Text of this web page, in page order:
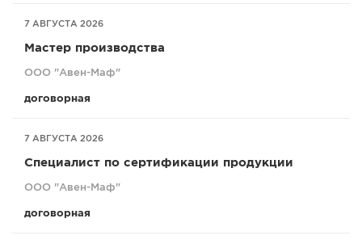
7 АВГУСТА 2026
Мастер производства
ООО "Авен-Маф"
договорная
7 АВГУСТА 2026
Специалист по сертификации продукции
ООО "Авен-Маф"
договорная